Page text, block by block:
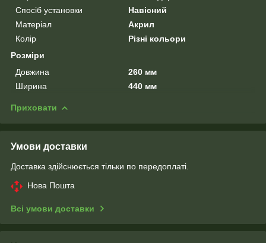
Спосіб установки
Навісний
Матеріал
Акрил
Колір
Різні кольори
Розміри
Довжина
260 мм
Ширина
440 мм
Приховати
Умови доставки
Доставка здійснюється тільки по передоплаті.
Нова Пошта
Всі умови доставки